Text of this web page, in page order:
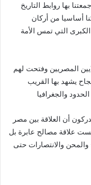
بها روابط التاريخ
أساسيا من أركان
التي تمس الأمة
المصريين وفتحت لهم
يشهد بها القريب
والجغرافيا
أن العلاقة بين مصر
علاقة مصالح عابرة بل
والمحن والانتصارات حتى